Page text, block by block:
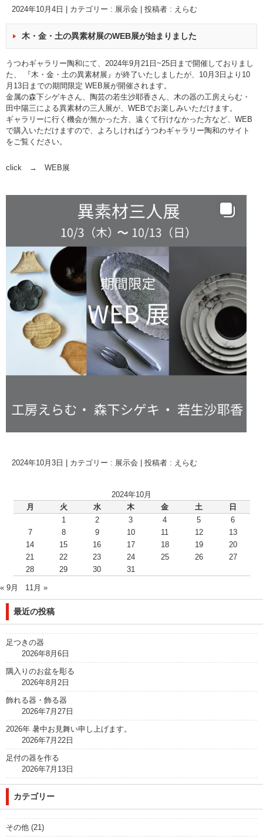
2024年10月4日 カテゴリー : 展示会 投稿者 : えらむ
木・金・土の異素材展のWEB展が始まりました
うつわギャラリー陶和にて、2024年9月21日~25日まで開催しておりまし
た、 『木・金・土の異素材展』が終了いたしましたが、10月3日より10
月13日までの期間限定 WEB展が開催されます。
金属の森下シゲキさん、陶芸の若生沙耶香さん、木の器の工房えらむ・
田中陽三による異素材の三人展が、WEBでお楽しみいただけます。
ギャラリーに行く機会が無かった方、遠くて行けなかった方など、WEB
で購入いただけますので、よろしければうつわギャラリー陶和のサイト
をご覧ください。
click → WEB展
2024年10月3日 カテゴリー : 展示会 投稿者 : えらむ
2024年10月
月
火 水 木 金 土
日
1
2 3 4 5
6
7
8 9 10 11 12
13
14
15 16 17 18 19
20
21
22 23 24 25 26
27
28
29 30 31
« 9月 11月 »
最近の投稿
足つきの器
2026年8月6日
隅入りのお盆を彫る
2026年8月2日
飾れる器・飾る器
2026年7月27日
2026年 暑中お見舞い申し上げます。
2026年7月22日
足付の器を作る
2026年7月13日
カテゴリー
その他 (21)